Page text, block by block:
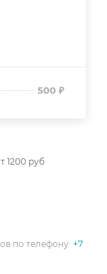
500 ₽
1200 руб
по телефону: +7